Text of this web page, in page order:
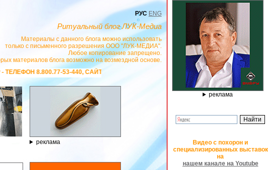
РУС ENG
Ритуальный блог ЛУК-Медиа
Материалы с данного блога можно использовать
только с письменного разрешения ООО "ЛУК-МЕДИА".
Любое копирование запрещено.
материалов блога возможно на возмездной основе.
440, САЙТhttps://stanok-graver.ru - РЕКЛАМОДАТЕЛЬ ИП Павленко С.В. ИНН:
реклама
реклама
Видео с похорон и
специализированных выставок
на
нашем канале на Youtube